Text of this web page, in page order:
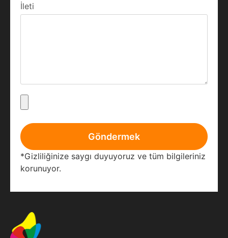
İleti
Göndermek
*Gizliliğinize saygı duyuyoruz ve tüm bilgileriniz
korunuyor.